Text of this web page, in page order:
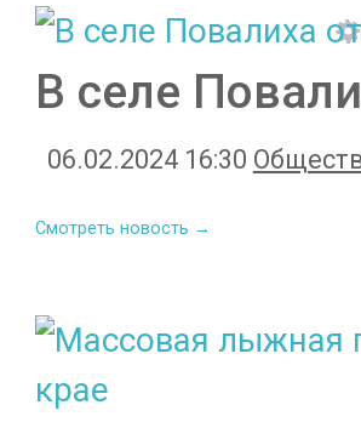
В селе
06.02.2024 16:30
Смотреть новость →